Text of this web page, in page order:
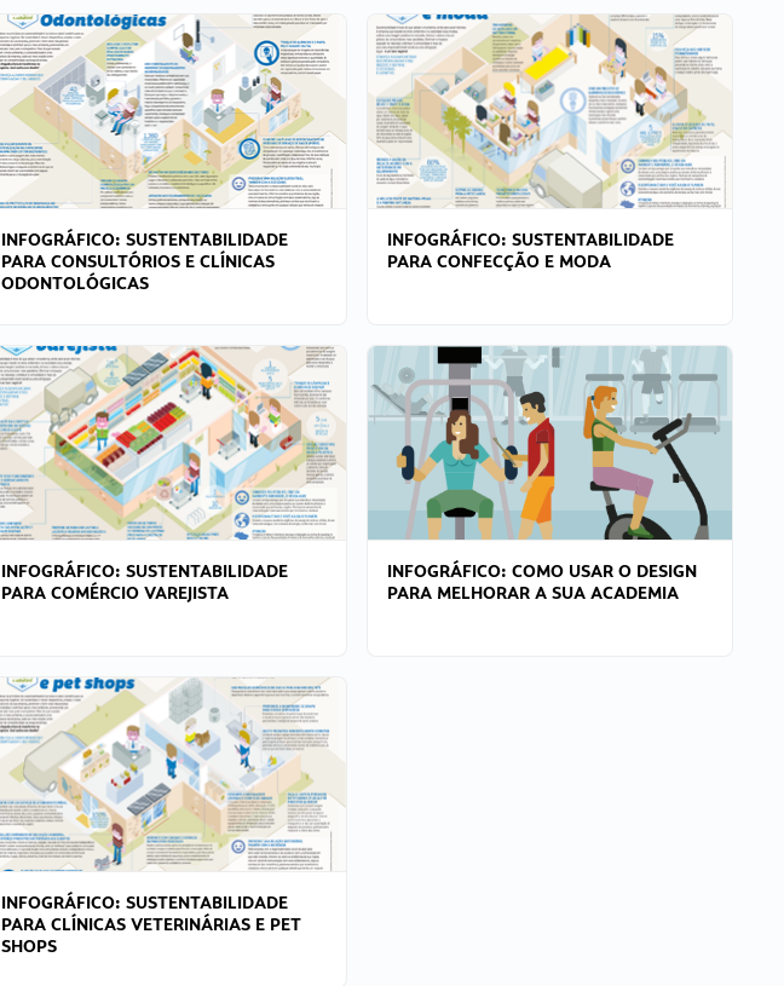
INFOGRÁFICO: SUSTENTABILIDADE
PARA CONSULTÓRIOS E CLÍNICAS
ODONTOLÓGICAS
INFOGRÁFICO: SUSTENTABILIDADE
PARA CONFECÇÃO E MODA
INFOGRÁFICO: SUSTENTABILIDADE
PARA COMÉRCIO VAREJISTA
INFOGRÁFICO: COMO USAR O DESIGN
PARA MELHORAR A SUA ACADEMIA
INFOGRÁFICO: SUSTENTABILIDADE
PARA CLÍNICAS VETERINÁRIAS E PET
SHOPS